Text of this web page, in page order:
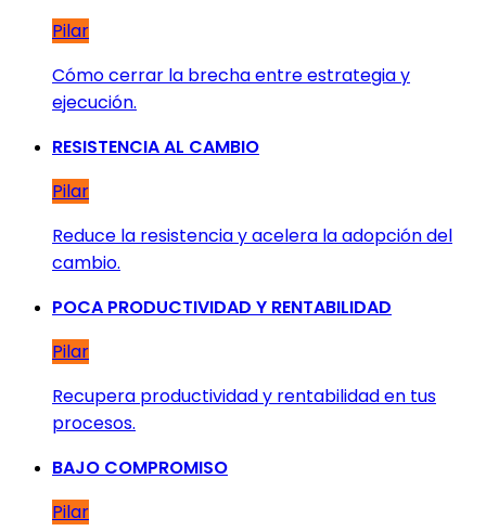
Pilar
Cómo cerrar la brecha entre estrategia y
ejecución.
RESISTENCIA AL CAMBIO
Pilar
Reduce la resistencia y acelera la adopción del
cambio.
POCA PRODUCTIVIDAD Y RENTABILIDAD
Pilar
Recupera productividad y rentabilidad en tus
procesos.
BAJO COMPROMISO
Pilar